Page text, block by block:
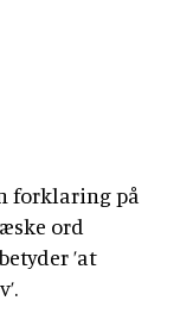
forklaring på
ord
’at